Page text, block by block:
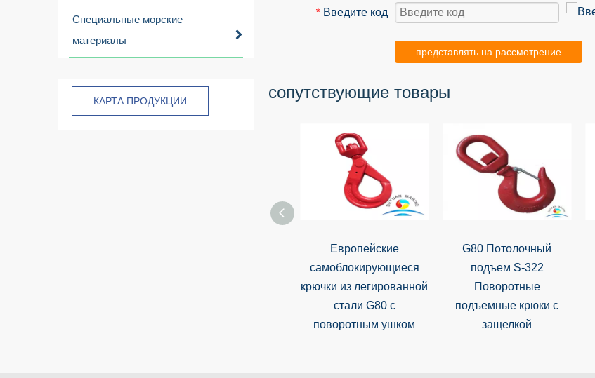
Специальные морские
материалы
КАРТА ПРОДУКЦИИ
* Введите код
представлять на рассмотрение
сопутствующие товары
Европейские
самоблокирующиеся
крючки из легированной
стали G80 с
поворотным ушком
G80 Потолочный
подъем S-322
Поворотные
подъемные крюки с
защелкой